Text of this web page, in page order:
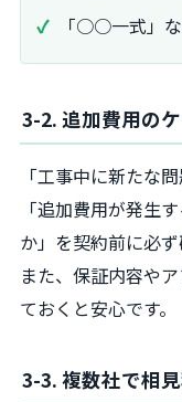
「○○一式」
3-2. 追加費用の
「工事中に新たな
「追加費用が発生
か」を契約前に必ず
また、保証内容や
ておくと安心です。
3-3. 複数社で相